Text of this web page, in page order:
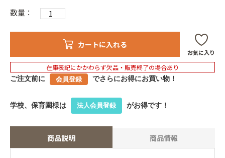
数量：
カートに入れる
お気に入り
在庫表記にかかわらず欠品・販売終了の場合あり
ご注文前に 会員登録 でさらにお得にお買い物！
学校、保育園様は 法人会員登録 がお得です！
商品説明 商品情報